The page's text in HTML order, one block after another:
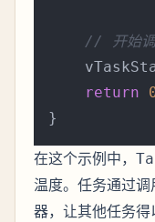
// 开始
return
在这个示例中，
温度。任务通过调
器，让其他任务得